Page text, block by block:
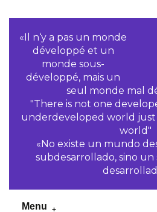
«Il n‘y a pas un monde
développé et un
monde sous-
développé, mais un
seul monde mal
"There is not one
underdeveloped world
world"
«No existe un mundo
subdesarrollado, sino un
Menu